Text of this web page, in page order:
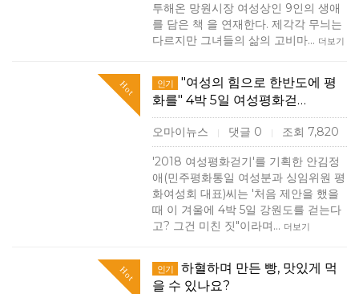
투해온 망원시장 여성상인 9인의 생애
를 담은 책 을 연재한다. 제각각 무늬는
다르지만 그녀들의 삶의 고비마… 더보기
Hot 인기
"여성의 힘으로 한반도에 평
화를" 4박 5일 여성평화걷…
오마이뉴스 | 댓글 0 | 조회 7,820
'2018 여성평화걷기'를 기획한 안김정
애(민주평화통일 여성분과 싱임위원 평
화여성회 대표)씨는 '처음 제안을 했을
때 이 겨울에 4박 5일 강원도를 걷는다
고? 그건 미친 짓"이라며… 더보기
Hot 인기
하혈하며 만든 빵, 맛있게 먹
을 수 있나요?